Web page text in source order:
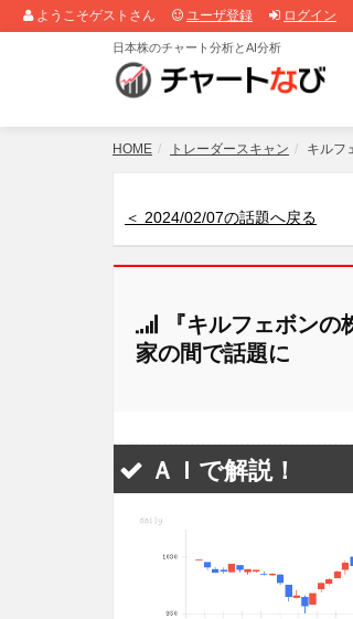
ようこそゲストさん ユーザ登録 ログイン
日本株のチャート分析とAI分析
HOME トレーダースキャン キルフ
＜ 2024/02/07の話題へ戻る
『キルフェボン
家の間で話題に
ＡＩで解説！